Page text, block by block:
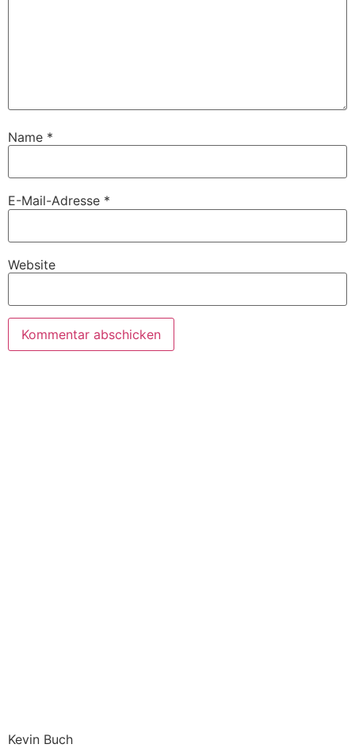
Name *
E-Mail-Adresse *
Website
Kevin Buch